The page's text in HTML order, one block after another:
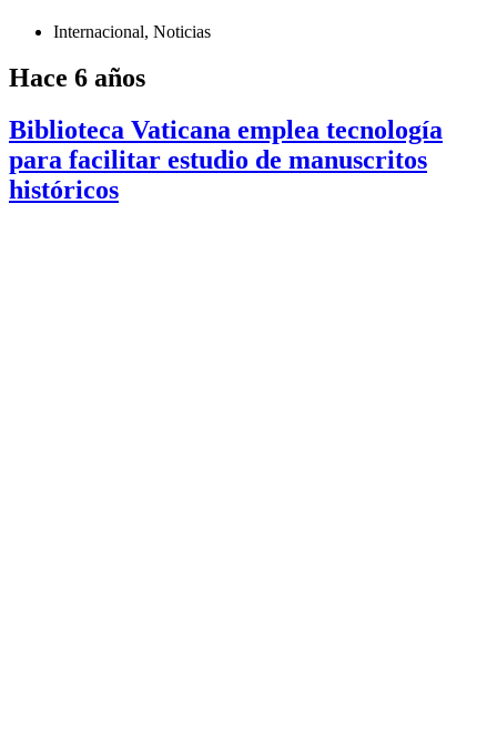
Internacional, Noticias
Hace 6 años
Biblioteca Vaticana emplea tecnología
para facilitar estudio de manuscritos
históricos